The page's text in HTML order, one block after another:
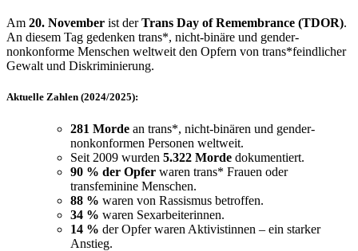
Am 20. November ist derTrans Day of Remembrance (TDOR).
An diesem Tag gedenken trans*, nicht-binäre und gender-
nonkonforme Menschen weltweit den Opfern von trans*feindlicher
Gewalt und Diskriminierung.
Aktuelle Zahlen (2024/2025):
281 Morde an trans*, nicht-binären und gender-
nonkonformen Personen weltweit.
Seit 2009 wurden 5.322 Morde dokumentiert.
90 % der Opfer waren trans* Frauen oder
transfeminine Menschen.
88 % waren von Rassismus betroffen.
34 % waren Sexarbeiterinnen.
14 % der Opfer waren Aktivistinnen – ein starker
Anstieg.